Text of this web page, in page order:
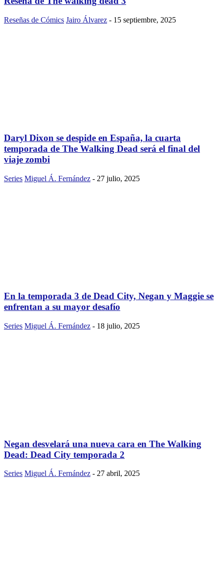
Reseñas de Cómics Jairo Álvarez - 15 septiembre, 2025
Daryl Dixon se despide en España, la cuarta
temporada de The Walking Dead será el final del
viaje zombi
Series Miguel Á. Fernández - 27 julio, 2025
En la temporada 3 de Dead City, Negan y Maggie se
enfrentan a su mayor desafío
Series Miguel Á. Fernández - 18 julio, 2025
Negan desvelará una nueva cara en The Walking
Dead: Dead City temporada 2
Series Miguel Á. Fernández - 27 abril, 2025